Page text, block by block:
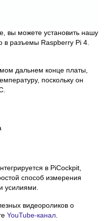
вы можете установить нашу
в разъемы Raspberry Pi 4.
дальнем конце платы,
поскольку он
в PiCockpit,
способ измерения
усилиями.
видеороликов о
YouTube-канал.